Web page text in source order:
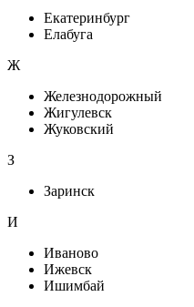
Екатеринбург
Елабуга
Ж
Железнодорожный
Жигулевск
Жуковский
З
Заринск
И
Иваново
Ижевск
Ишимбай